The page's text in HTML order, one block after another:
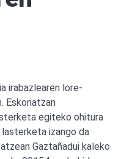
irabazlearen lore-
Eskoriatzan
egiteko ohitura
izango da
Gaztañadui kaleko